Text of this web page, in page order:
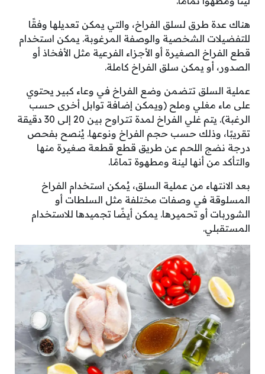
هناك عدة طرق لسلق الفراخ، والتي يمكن تعديلها وفقًا
للتفضيلات الشخصية والوصفة المرغوبة. يمكن استخدام
قطع الفراخ الصغيرة أو الأجزاء الفرعية مثل الأفخاذ أو
الصدور، أو يمكن سلق الفراخ كاملة.
عملية السلق تتضمن وضع الفراخ في وعاء كبير يحتوي
على ماء مغلي وملح (ويمكن إضافة توابل أخرى حسب
الرغبة). يتم غلي الفراخ لمدة تتراوح بين 20 إلى 30 دقيقة
تقريبًا، وذلك حسب حجم الفراخ ونوعها. يُنصح بفحص
درجة نضج اللحم عن طريق قطع قطعة صغيرة منها
والتأكد من أنها لينة ومطهوة تمامًا.
بعد الانتهاء من عملية السلق، يُمكن استخدام الفراخ
المسلوقة في وصفات مختلفة مثل السلطات أو
الشوربات أو تحميرها. يمكن أيضًا تجميدها للاستخدام
المستقبلي.